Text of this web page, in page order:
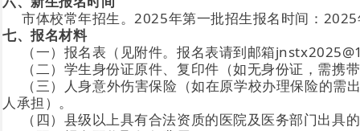
市体校常年招生。2025年第一批招生报名时间：
七、报名材料
（一）报名表（见附件。报名表请到邮箱
（二）学生身份证原件、复印件（如无身份证，需携
（三）人身意外伤害保险（如在原学校办理保险的
人承担）。
（四）县级以上具有合法资质的医院及医务部门出